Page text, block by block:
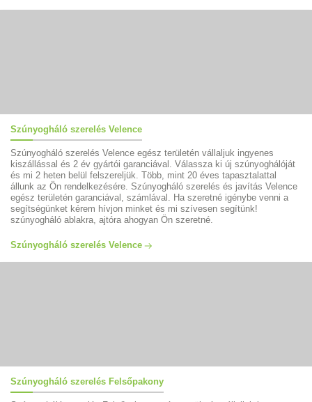
Szúnyogháló szerelés Velence
Szúnyogháló szerelés Velence egész területén vállaljuk ingyenes
kiszállással és 2 év gyártói garanciával. Válassza ki új szúnyoghálóját
és mi 2 heten belül felszereljük. Több, mint 20 éves tapasztalattal
állunk az Ön rendelkezésére. Szúnyogháló szerelés és javítás Velence
egész területén garanciával, számlával. Ha szeretné igénybe venni a
segítségünket kérem hívjon minket és mi szívesen segítünk!
szúnyogháló ablakra, ajtóra ahogyan Ön szeretné.
Szúnyogháló szerelés Velence
Szúnyogháló szerelés Felsőpakony